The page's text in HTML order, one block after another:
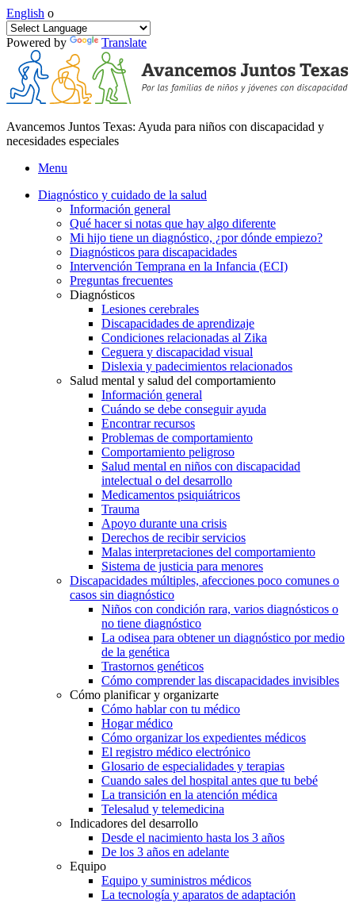
English o
Powered by Translate
Avancemos Juntos Texas: Ayuda para niños con discapacidad y
necesidades especiales
Menu
Diagnóstico y cuidado de la salud
Información general
Qué hacer si notas que hay algo diferente
Mi hijo tiene un diagnóstico, ¿por dónde empiezo?
Diagnósticos para discapacidades
Intervención Temprana en la Infancia (ECI)
Preguntas frecuentes
Diagnósticos
Lesiones cerebrales
Discapacidades de aprendizaje
Condiciones relacionadas al Zika
Ceguera y discapacidad visual
Dislexia y padecimientos relacionados
Salud mental y salud del comportamiento
Información general
Cuándo se debe conseguir ayuda
Encontrar recursos
Problemas de comportamiento
Comportamiento peligroso
Salud mental en niños con discapacidad
intelectual o del desarrollo
Medicamentos psiquiátricos
Trauma
Apoyo durante una crisis
Derechos de recibir servicios
Malas interpretaciones del comportamiento
Sistema de justicia para menores
Discapacidades múltiples, afecciones poco comunes o
casos sin diagnóstico
Niños con condición rara, varios diagnósticos o
no tiene diagnóstico
La odisea para obtener un diagnóstico por medio
de la genética
Trastornos genéticos
Cómo comprender las discapacidades invisibles
Cómo planificar y organizarte
Cómo hablar con tu médico
Hogar médico
Cómo organizar los expedientes médicos
El registro médico electrónico
Glosario de especialidades y terapias
Cuando sales del hospital antes que tu bebé
La transición en la atención médica
Telesalud y telemedicina
Indicadores del desarrollo
Desde el nacimiento hasta los 3 años
De los 3 años en adelante
Equipo
Equipo y suministros médicos
La tecnología y aparatos de adaptación